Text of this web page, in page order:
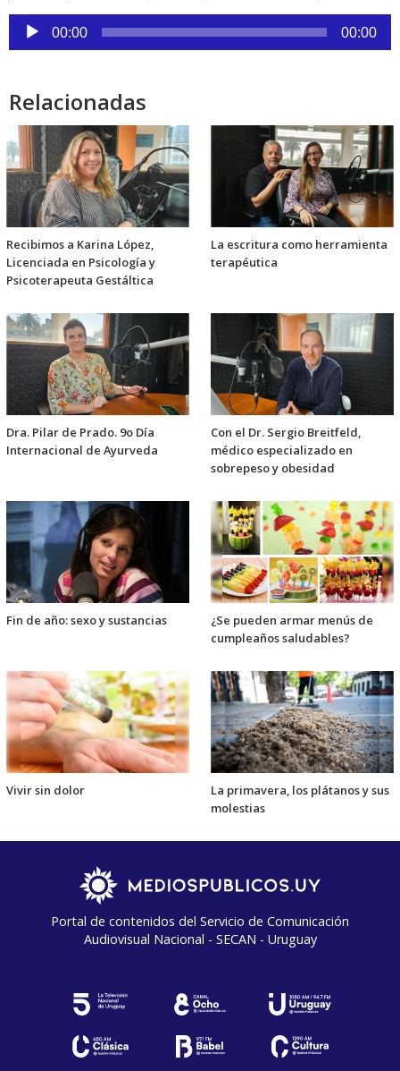
Reproductor
de
00:00 00:00
Relacionadas
Recibimos a Karina López,
Licenciada en Psicología y
Psicoterapeuta Gestáltica
La escritura como herramienta
terapéutica
Dra. Pilar de Prado. 9o Día
Internacional de Ayurveda
Con el Dr. Sergio Breitfeld,
médico especializado en
sobrepeso y obesidad
Fin de año: sexo y sustancias
¿Se pueden armar menús de
cumpleaños saludables?
Vivir sin dolor
La primavera, los plátanos y sus
molestias
Portal de contenidos del Servicio de Comunicación
Audiovisual Nacional - SECAN - Uruguay